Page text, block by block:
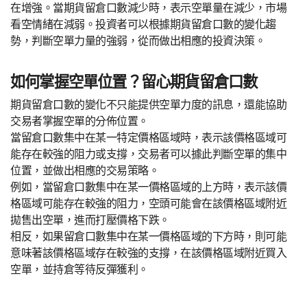
在增強。當期貨留倉口數減少時，表示空單量在減少，市場
看空情緒在減弱。投資者可以根據期貨留倉口數的變化趨
勢，判斷空單力量的強弱，從而做出相應的投資決策。
如何掌握空單位置？留心期貨留倉口數
期貨留倉口數的變化不只能提供空單力度的訊息，還能協助
交易者掌握空單的分佈位置。
當留倉口數集中在某一特定價格區域時，表示該價格區域可
能存在較強的阻力或支撐，交易者可以據此判斷空單的集中
位置，並做出相應的交易策略。
例如，當留倉口數集中在某一價格區域的上方時，表示該價
格區域可能存在較強的阻力，空頭可能會在該價格區域附近
拋售出空單，進而打壓價格下跌。
相反，如果留倉口數集中在某一價格區域的下方時，則可能
意味著該價格區域存在較強的支撐，在該價格區域附近買入
空單，並持倉等待反彈獲利。